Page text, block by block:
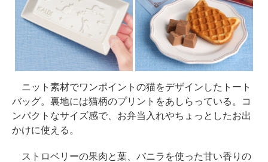
ニット素材でワンポイントの猫をデザインしたトート
バッグ。裏地には猫柄のプリントをあしらっている。コ
ンパクトなサイズ感で、お弁当入れやちょっとしたお出
かけに使える。
ストロベリーの果肉と葉、バニラを使った甘い香りの